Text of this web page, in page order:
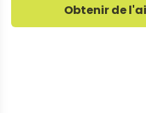
Obtenir de